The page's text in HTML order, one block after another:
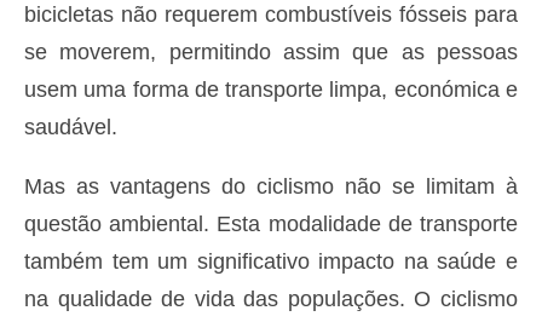
bicicletas não requerem combustíveis fósseis para
se moverem, permitindo assim que as pessoas
usem uma forma de transporte limpa, económica e
saudável.
Mas as vantagens do ciclismo não se limitam à
questão ambiental. Esta modalidade de transporte
também tem um significativo impacto na saúde e
na qualidade de vida das populações. O ciclismo